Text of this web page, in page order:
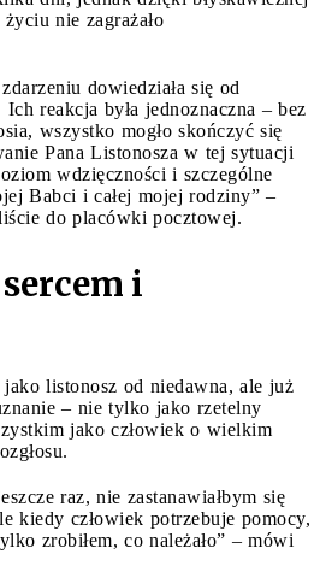
nie zagrażało
dowiedziała się od
reakcja była jednoznaczna – bez
wszystko mogło skończyć się
Pana Listonosza w tej sytuacji
wdzięczności i szczególne
Babci i całej mojej rodziny” –
do placówki pocztowej.
i
listonosz od niedawna, ale już
– nie tylko jako rzetelny
jako człowiek o wielkim
raz, nie zastanawiałbym się
kiedy człowiek potrzebuje pomocy,
zrobiłem, co należało” – mówi